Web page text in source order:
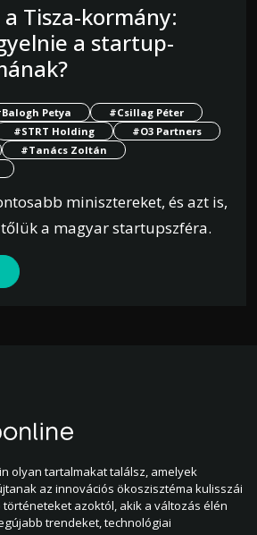
Tisza-kormány:
a startup-
Petya
#Csillag Péter
#STRT Holding
#O3 Partners
#Tanács Zoltán
minisztereket, és azt is,
a magyar startupszféra.
olyan tartalmakat találsz, amelyek
az innovációs ökoszisztéma kulisszái
azoktól, akik a változás élén
trendeket, technológiai